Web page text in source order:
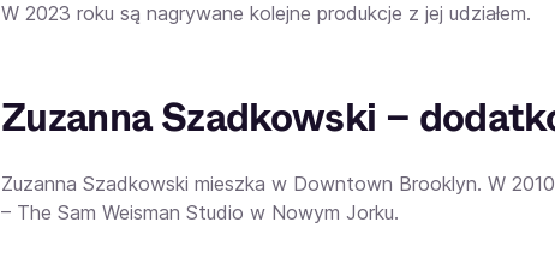
W 2023 roku są nagrywane kolejne produkcje z jej udziałem.
Zuzanna Szadkowski –
Zuzanna Szadkowski mieszka w Downtown Brooklyn. W
– The Sam Weisman Studio w Nowym Jorku.